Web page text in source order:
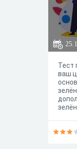
свой
Тест
ваш